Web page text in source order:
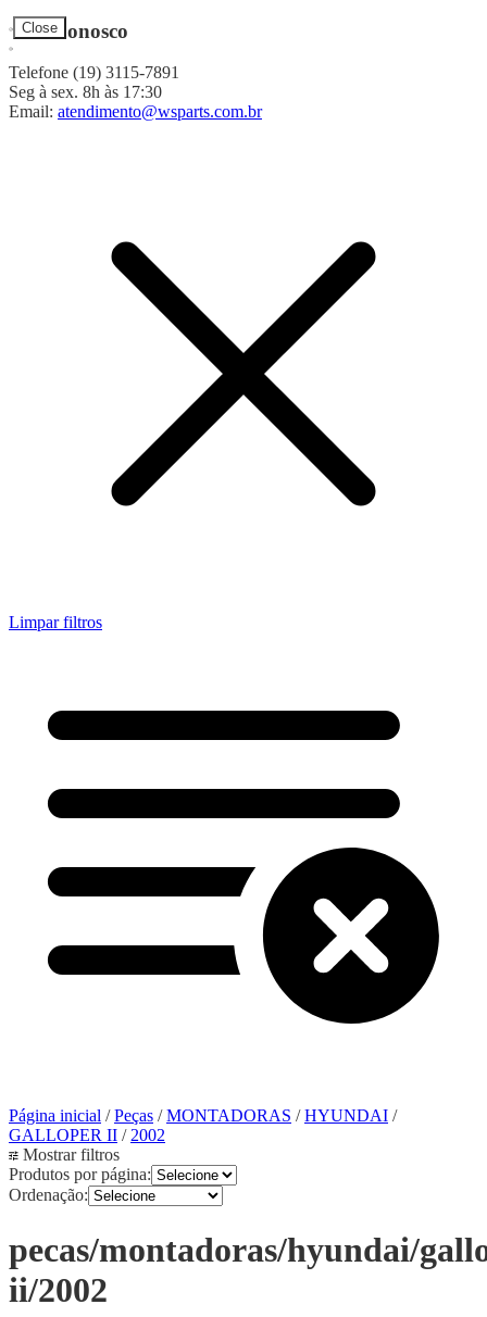
Close
Fale Conosco
Telefone (19) 3115-7891
Seg à sex. 8h às 17:30
Email: atendimento@wsparts.com.br
Limpar filtros
Página inicial /Peças /MONTADORAS /HYUNDAI /
GALLOPER II /2002
Mostrar filtros
Produtos por página:
Ordenação:
pecas/montadoras/hyundai/
ii/2002